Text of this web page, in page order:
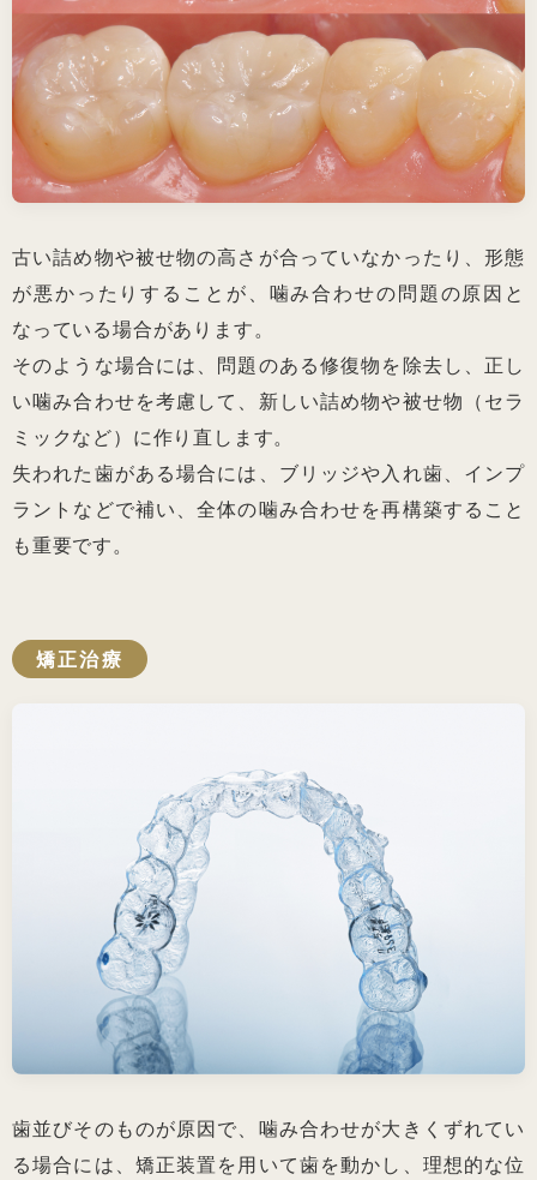
古い詰め物や被せ物の高さが合っていなかったり、形態
が悪かったりすることが、噛み合わせの問題の原因と
なっている場合があります。
そのような場合には、問題のある修復物を除去し、正し
い噛み合わせを考慮して、新しい詰め物や被せ物（セラ
ミックなど）に作り直します。
失われた歯がある場合には、ブリッジや入れ歯、インプ
ラントなどで補い、全体の噛み合わせを再構築すること
も重要です。
矯正治療
歯並びそのものが原因で、噛み合わせが大きくずれてい
る場合には、矯正装置を用いて歯を動かし、理想的な位